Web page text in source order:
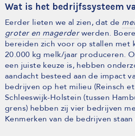
Wat is het bedrijfssysteem
Eerder lieten we al zien, dat de
groter en magerderwerden.
bereiden zich voor op stallen met
20.000 kg melk/jaar produceren.
een juiste keuze is, hebben
aandacht besteed aan de impact
bedrijven op het milieu (Reinsch et
Schleeswijk-Holstein (tussen
grens) hebben zij vier bedrijven
Kenmerken van de bedrijven staan